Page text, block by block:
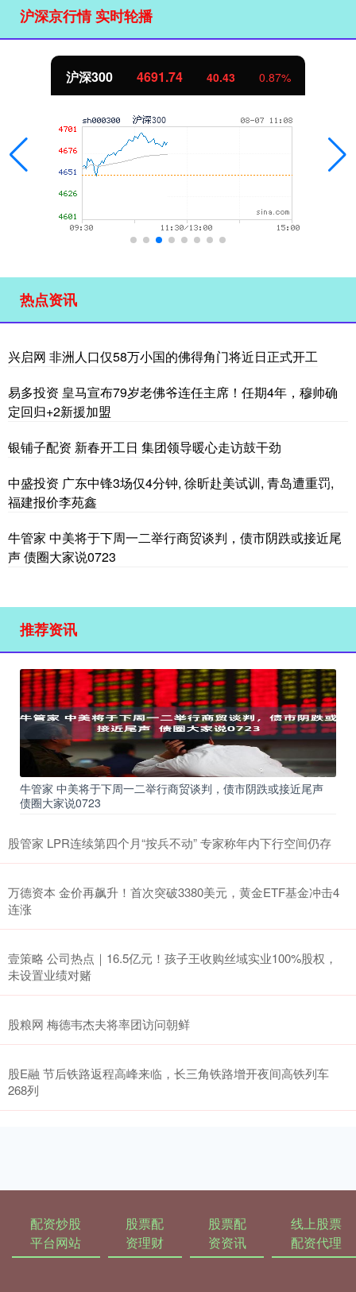
沪深京行情 实时轮播
沪深300 4691.74 40.43 0.87%
热点资讯
兴启网 非洲人口仅58万小国的佛得角门将近日正式开工
易多投资 皇马宣布79岁老佛爷连任主席！任期4年，穆帅确
定回归+2新援加盟
银铺子配资 新春开工日 集团领导暖心走访鼓干劲
中盛投资 广东中锋3场仅4分钟, 徐昕赴美试训, 青岛遭重罚,
福建报价李苑鑫
牛管家 中美将于下周一二举行商贸谈判，债市阴跌或接近尾
声 债圈大家说0723
推荐资讯
牛管家 中美将于下周一二举行商贸谈判，债市阴跌或接近尾声
债圈大家说0723
股管家 LPR连续第四个月“按兵不动” 专家称年内下行空间仍存
万德资本 金价再飙升！首次突破3380美元，黄金ETF基金冲击4
连涨
壹策略 公司热点｜16.5亿元！孩子王收购丝域实业100%股权，
未设置业绩对赌
股粮网 梅德韦杰夫将率团访问朝鲜
股E融 节后铁路返程高峰来临，长三角铁路增开夜间高铁列车
268列
配资炒股
平台网站
股票配
资理财
股票配
资资讯
线上股票
配资代理